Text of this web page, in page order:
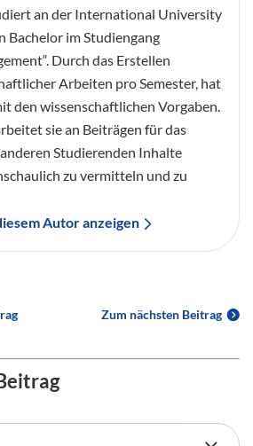
an der International University
Bachelor im Studiengang
Durch das Erstellen
Arbeiten pro Semester, hat
den wissenschaftlichen Vorgaben.
sie an Beiträgen für das
Studierenden Inhalte
zu vermitteln und zu
Autor anzeigen
Zum nächsten Beitrag